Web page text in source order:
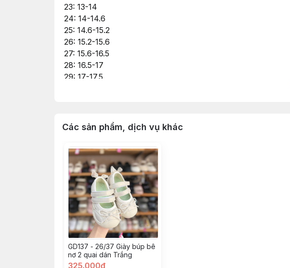
23: 13-14
24: 14-14.6
25: 14.6-15.2
26: 15.2-15.6
27: 15.6-16.5
28: 16.5-17
29: 17-17.5
33: 19.4-19.7
34: 19.7-20.6
Các sản phẩm, dịch vụ khác
GD137 - 26/37 Giày búp bê
nơ 2 quai dán Trắng
325.000đ